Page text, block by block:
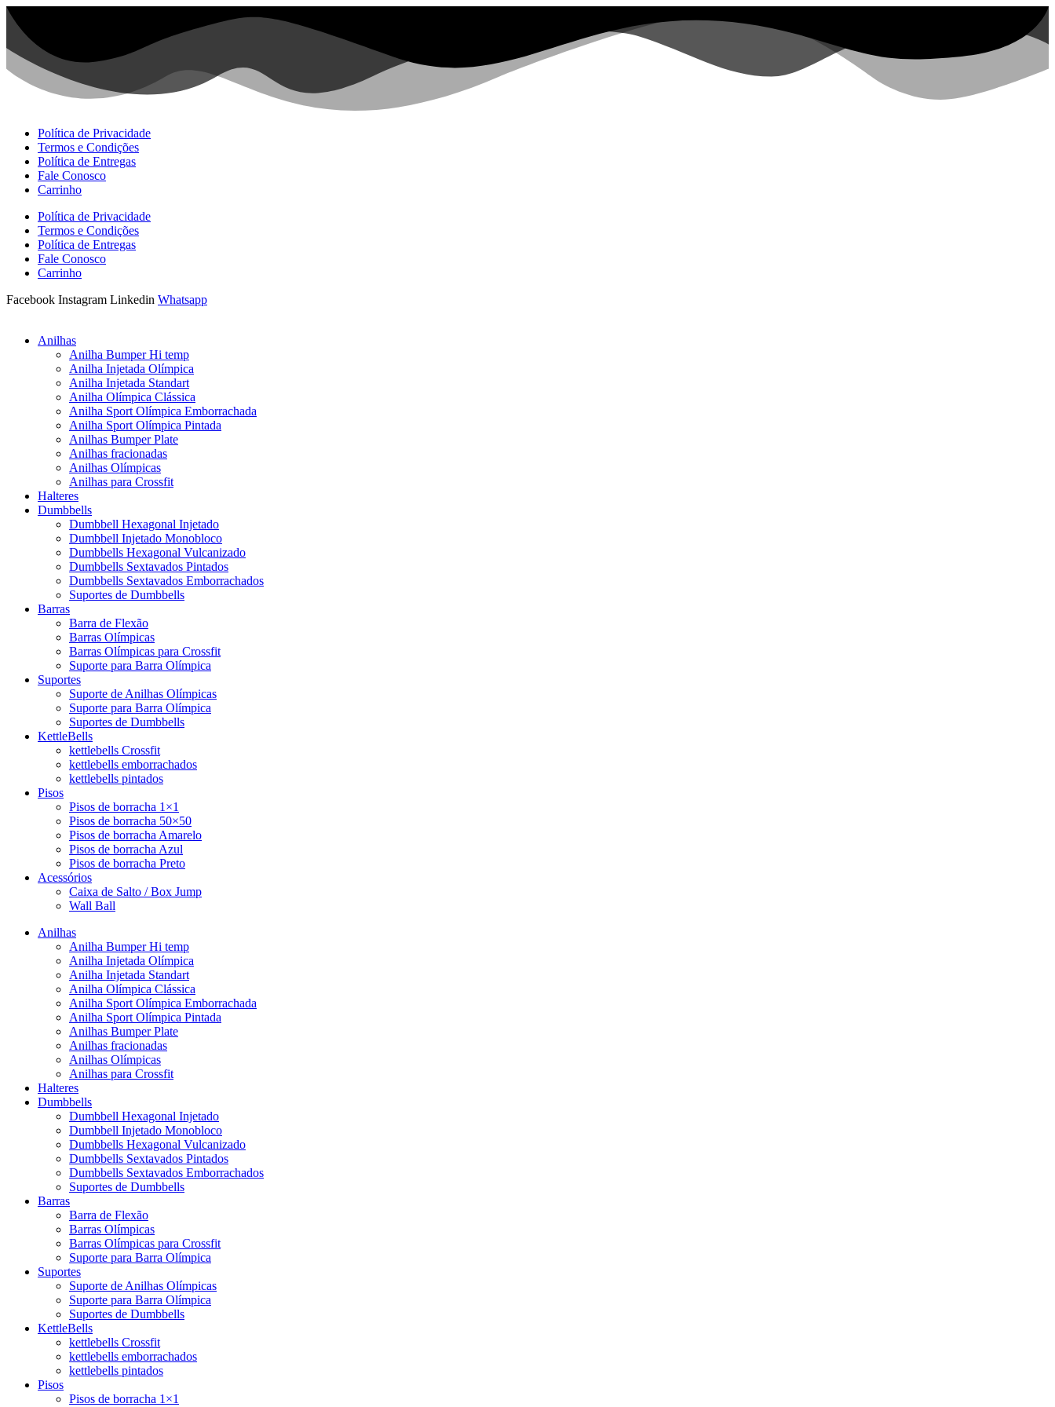
Ir
para
conteúdo
Política de Privacidade
Termos e Condições
Política de Entregas
Fale Conosco
Carrinho
Política de Privacidade
Termos e Condições
Política de Entregas
Fale Conosco
Carrinho
Facebook Instagram Linkedin Whatsapp
Anilhas
Anilha Bumper Hi temp
Anilha Injetada Olímpica
Anilha Injetada Standart
Anilha Olímpica Clássica
Anilha Sport Olímpica Emborrachada
Anilha Sport Olímpica Pintada
Anilhas Bumper Plate
Anilhas fracionadas
Anilhas Olímpicas
Anilhas para Crossfit
Halteres
Dumbbells
Dumbbell Hexagonal Injetado
Dumbbell Injetado Monobloco
Dumbbells Hexagonal Vulcanizado
Dumbbells Sextavados Pintados
Dumbbells Sextavados Emborrachados
Suportes de Dumbbells
Barras
Barra de Flexão
Barras Olímpicas
Barras Olímpicas para Crossfit
Suporte para Barra Olímpica
Suportes
Suporte de Anilhas Olímpicas
Suporte para Barra Olímpica
Suportes de Dumbbells
KettleBells
kettlebells Crossfit
kettlebells emborrachados
kettlebells pintados
Pisos
Pisos de borracha 1×1
Pisos de borracha 50×50
Pisos de borracha Amarelo
Pisos de borracha Azul
Pisos de borracha Preto
Acessórios
Caixa de Salto / Box Jump
Wall Ball
Anilhas
Anilha Bumper Hi temp
Anilha Injetada Olímpica
Anilha Injetada Standart
Anilha Olímpica Clássica
Anilha Sport Olímpica Emborrachada
Anilha Sport Olímpica Pintada
Anilhas Bumper Plate
Anilhas fracionadas
Anilhas Olímpicas
Anilhas para Crossfit
Halteres
Dumbbells
Dumbbell Hexagonal Injetado
Dumbbell Injetado Monobloco
Dumbbells Hexagonal Vulcanizado
Dumbbells Sextavados Pintados
Dumbbells Sextavados Emborrachados
Suportes de Dumbbells
Barras
Barra de Flexão
Barras Olímpicas
Barras Olímpicas para Crossfit
Suporte para Barra Olímpica
Suportes
Suporte de Anilhas Olímpicas
Suporte para Barra Olímpica
Suportes de Dumbbells
KettleBells
kettlebells Crossfit
kettlebells emborrachados
kettlebells pintados
Pisos
Pisos de borracha 1×1